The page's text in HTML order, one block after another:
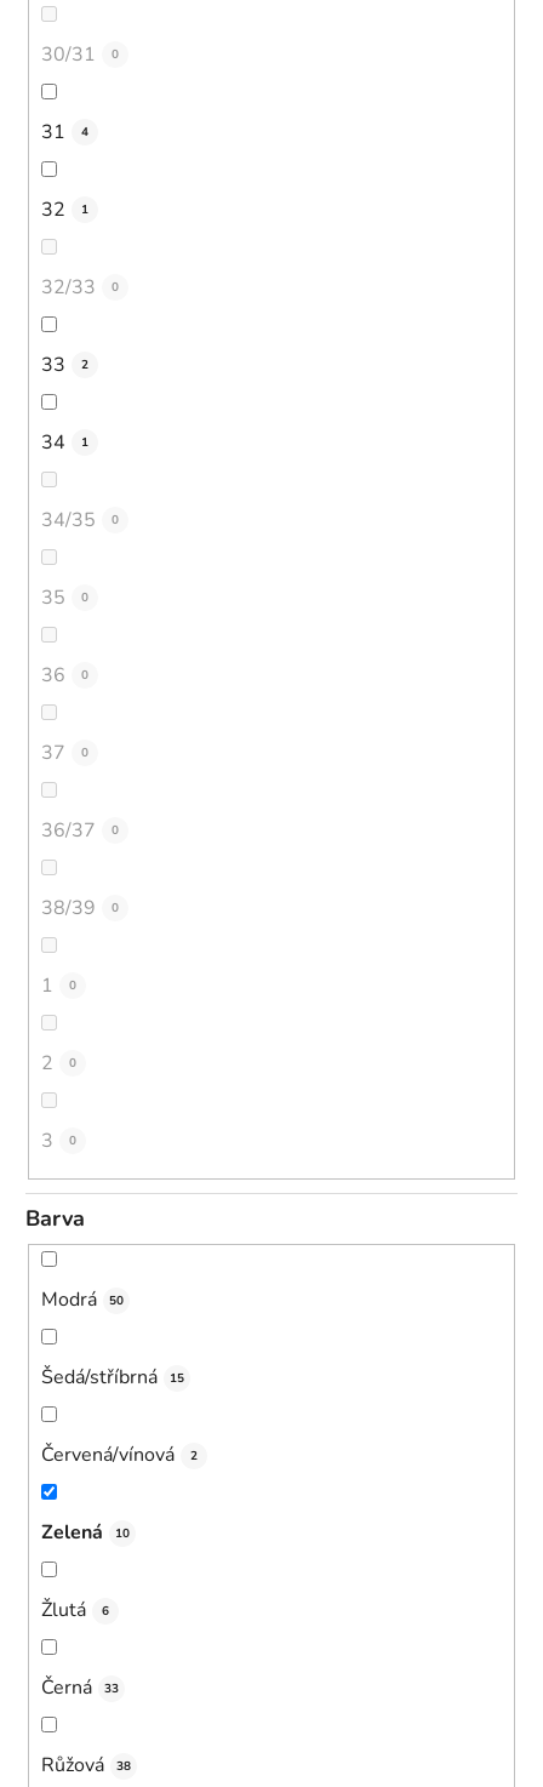
30/31 0
31 4
32 1
32/33 0
33 2
34 1
34/35 0
35 0
36 0
37 0
36/37 0
38/39 0
1 0
2 0
3 0
Barva
Modrá 50
Šedá/stříbrná 15
Červená/vínová 2
Zelená 10
Žlutá 6
Černá 33
Růžová 38